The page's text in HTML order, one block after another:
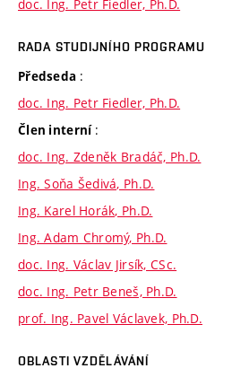
doc. Ing. Petr Fiedler, Ph.D.
RADA STUDIJNÍHO PROGRAMU
Předseda :
doc. Ing. Petr Fiedler, Ph.D.
Člen interní :
doc. Ing. Zdeněk Bradáč, Ph.D.
Ing. Soňa Šedivá, Ph.D.
Ing. Karel Horák, Ph.D.
Ing. Adam Chromý, Ph.D.
doc. Ing. Václav Jirsík, CSc.
doc. Ing. Petr Beneš, Ph.D.
prof. Ing. Pavel Václavek, Ph.D.
OBLASTI VZDĚLÁVÁNÍ